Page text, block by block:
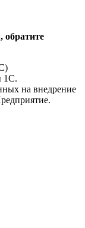
1С.
на внедрение